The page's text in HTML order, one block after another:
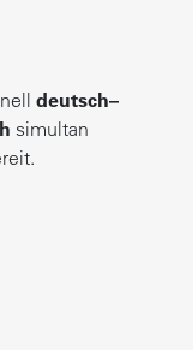
deutsch–
simultan